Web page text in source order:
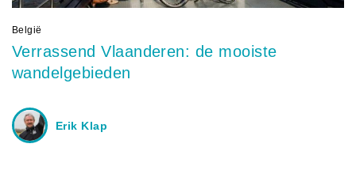
België
Verrassend Vlaanderen: de mooiste
wandelgebieden
Erik Klap